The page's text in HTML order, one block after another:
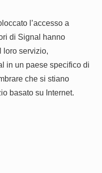
l’accesso a
di Signal hanno
loro servizio,
in un paese specifico di
che si stiano
basato su Internet.